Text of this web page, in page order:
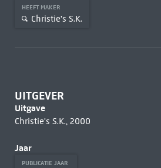
HEEFT MAKER
Christie's S.K.
UITGEVER
Uitgave
Christie's S.K., 2000
Jaar
PUBLICATIE JAAR